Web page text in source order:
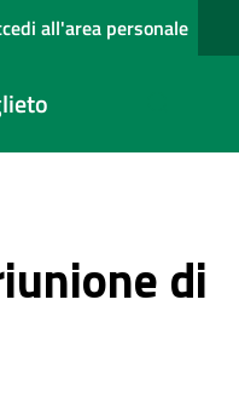
all'area personale
di